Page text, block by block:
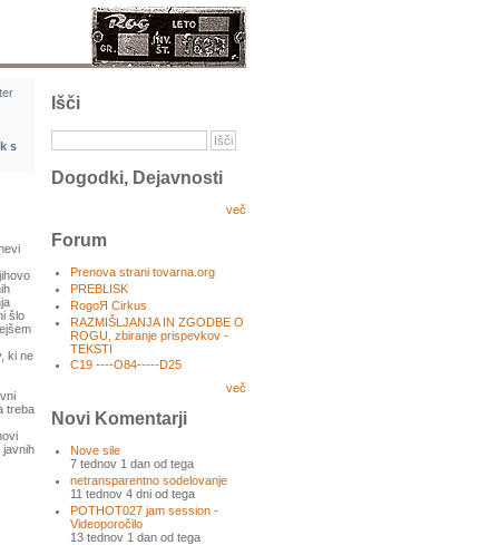
s
šlo
ki ne
treba
javnih
Išči
Dogodki, Dejavnosti
več
Forum
Prenova strani tovarna.org
PREBLISK
RogoЯ Cirkus
RAZMIŠLJANJA IN ZGODBE O
ROGU, zbiranje prispevkov -
TEKSTI
C19 ----O84-----D25
več
Novi Komentarji
Nove sile
7 tednov 1 dan od tega
netransparentno sodelovanje
11 tednov 4 dni od tega
POTHOT027 jam session -
Videoporočilo
13 tednov 1 dan od tega